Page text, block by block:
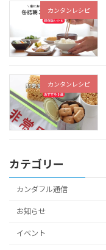
カンタンレシピ
カンタンレシピ
カテゴリー
カンダフル通信
お知らせ
イベント